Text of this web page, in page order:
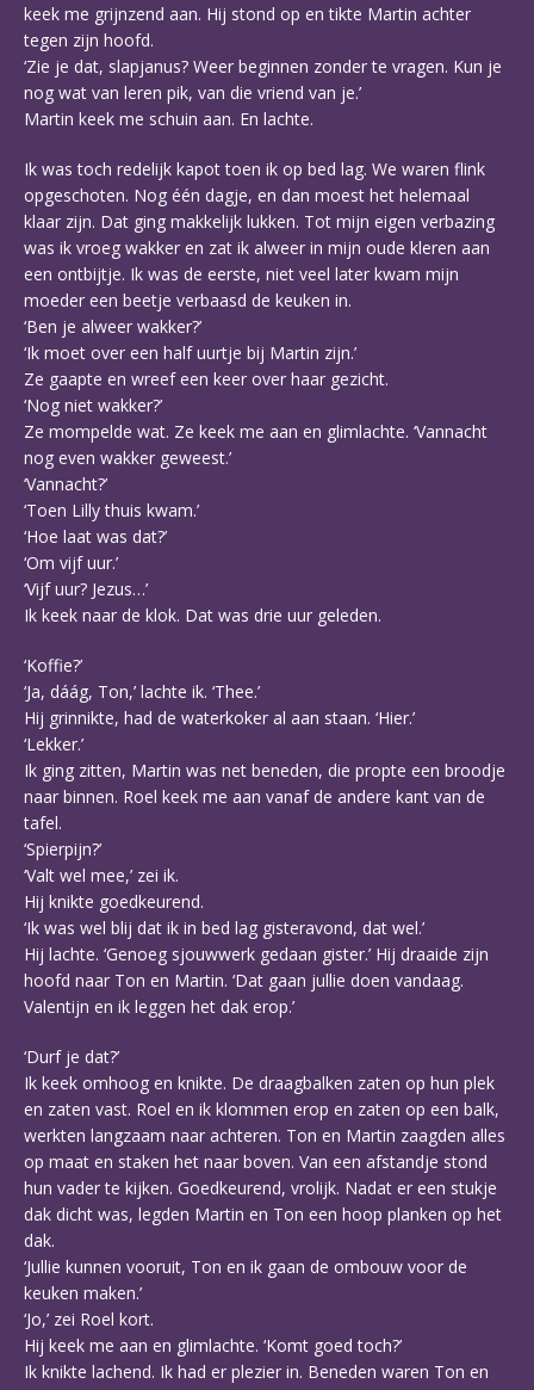
keek me grijnzend aan. Hij stond op en tikte Martin achter
tegen zijn hoofd.
‘Zie je dat, slapjanus? Weer beginnen zonder te vragen. Kun je
nog wat van leren pik, van die vriend van je.’
Martin keek me schuin aan. En lachte.
Ik was toch redelijk kapot toen ik op bed lag. We waren flink
opgeschoten. Nog één dagje, en dan moest het helemaal
klaar zijn. Dat ging makkelijk lukken. Tot mijn eigen verbazing
was ik vroeg wakker en zat ik alweer in mijn oude kleren aan
een ontbijtje. Ik was de eerste, niet veel later kwam mijn
moeder een beetje verbaasd de keuken in.
‘Ben je alweer wakker?’
‘Ik moet over een half uurtje bij Martin zijn.’
Ze gaapte en wreef een keer over haar gezicht.
‘Nog niet wakker?’
Ze mompelde wat. Ze keek me aan en glimlachte. ‘Vannacht
nog even wakker geweest.’
‘Vannacht?’
‘Toen Lilly thuis kwam.’
‘Hoe laat was dat?’
‘Om vijf uur.’
‘Vijf uur? Jezus…’
Ik keek naar de klok. Dat was drie uur geleden.
‘Koffie?’
‘Ja, dáág, Ton,’ lachte ik. ‘Thee.’
Hij grinnikte, had de waterkoker al aan staan. ‘Hier.’
‘Lekker.’
Ik ging zitten, Martin was net beneden, die propte een broodje
naar binnen. Roel keek me aan vanaf de andere kant van de
tafel.
‘Spierpijn?’
‘Valt wel mee,’ zei ik.
Hij knikte goedkeurend.
‘Ik was wel blij dat ik in bed lag gisteravond, dat wel.’
Hij lachte. ‘Genoeg sjouwwerk gedaan gister.’ Hij draaide zijn
hoofd naar Ton en Martin. ‘Dat gaan jullie doen vandaag.
Valentijn en ik leggen het dak erop.’
‘Durf je dat?’
Ik keek omhoog en knikte. De draagbalken zaten op hun plek
en zaten vast. Roel en ik klommen erop en zaten op een balk,
werkten langzaam naar achteren. Ton en Martin zaagden alles
op maat en staken het naar boven. Van een afstandje stond
hun vader te kijken. Goedkeurend, vrolijk. Nadat er een stukje
dak dicht was, legden Martin en Ton een hoop planken op het
dak.
‘Jullie kunnen vooruit, Ton en ik gaan de ombouw voor de
keuken maken.’
‘Jo,’ zei Roel kort.
Hij keek me aan en glimlachte. ‘Komt goed toch?’
Ik knikte lachend. Ik had er plezier in. Beneden waren Ton en